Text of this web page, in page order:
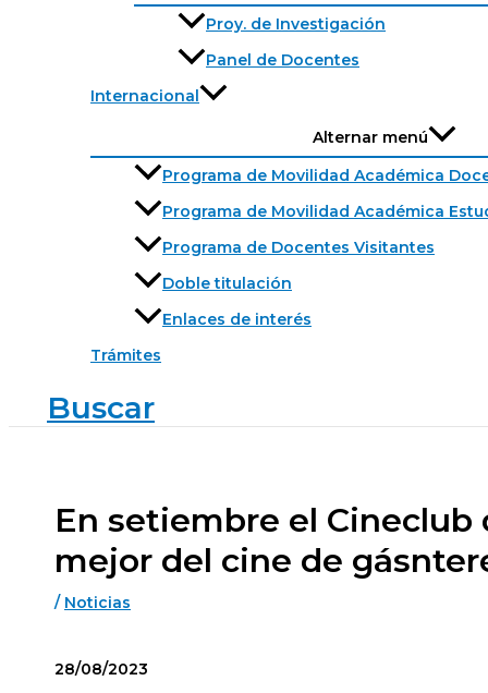
Proy. de Investigación
Panel de Docentes
Internacional
Alternar menú
Programa de Movilidad Académica
Programa de Movilidad Académica
Programa de Docentes Visitantes
Doble titulación
Enlaces de interés
Trámites
Buscar
En setiembre el Cineclub
mejor del cine de
/ Noticias
28/08/2023